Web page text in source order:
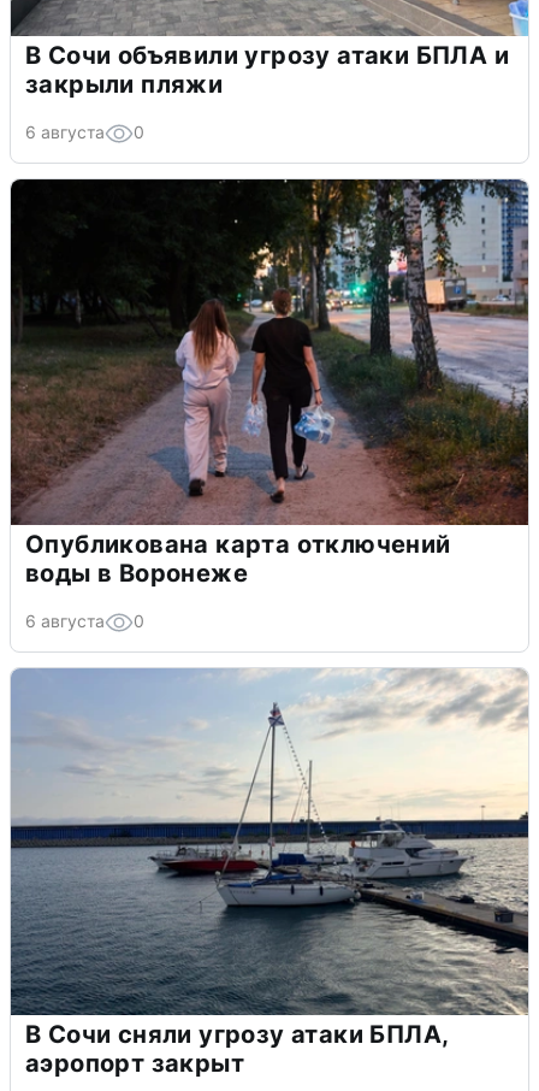
В Сочи объявили угрозу атаки БПЛА и
закрыли пляжи
6 августа 0
Опубликована карта отключений
воды в Воронеже
6 августа 0
В Сочи сняли угрозу атаки БПЛА,
аэропорт закрыт